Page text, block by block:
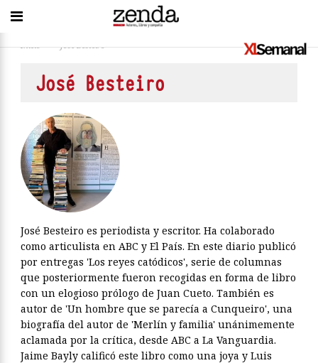
Inicio > José Besteiro
José Besteiro
José Besteiro es periodista y escritor. Ha colaborado
como articulista en ABC y El País. En este diario publicó
por entregas 'Los reyes catódicos', serie de columnas
que posteriormente fueron recogidas en forma de libro
con un elogioso prólogo de Juan Cueto. También es
autor de 'Un hombre que se parecía a Cunqueiro', una
biografía del autor de 'Merlín y familia' unánimemente
aclamada por la crítica, desde ABC a La Vanguardia.
Jaime Bayly calificó este libro como una joya y Luis